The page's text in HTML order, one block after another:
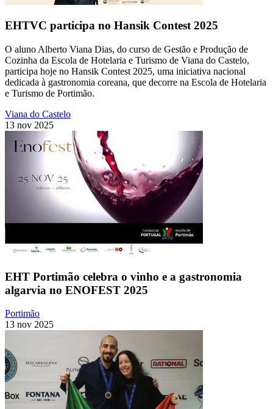
EHTVC participa no Hansik Contest 2025
O aluno Alberto Viana Dias, do curso de Gestão e Produção de
Cozinha da Escola de Hotelaria e Turismo de Viana do Castelo,
participa hoje no Hansik Contest 2025, uma iniciativa nacional
dedicada à gastronomia coreana, que decorre na Escola de Hotelaria
e Turismo de Portimão.
Viana do Castelo
13 nov 2025
EHT Portimão celebra o vinho e a gastronomia
algarvia no ENOFEST 2025
Portimão
13 nov 2025